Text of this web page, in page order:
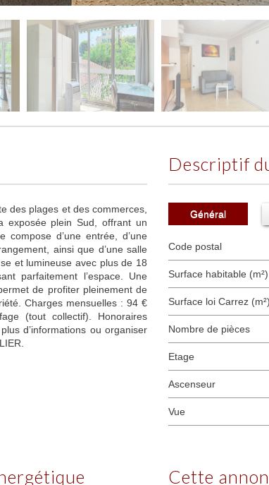
des plages et des commerces,
exposée plein Sud, offrant un
compose d’une entrée, d’une
ainsi que d’une salle
et lumineuse avec plus de 18
parfaitement l’espace. Une
de profiter pleinement de
Charges mensuelles : 94 €
(tout collectif). Honoraires
d’informations ou organiser
descriptif
Général
Code postal
Surface habitable (m²)
Surface loi Carrez (m²)
Nombre de pièces
Etage
Ascenseur
Vue
cette